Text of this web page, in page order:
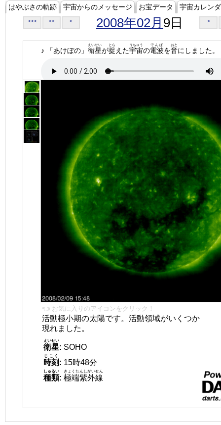
はやぶさの軌跡 宇宙からのメッセージ お宝データ 宇宙カレン
<<< << < 2008年02月 9日 >
♪ 「あけぼの」 衛星
えいせい
が捉
とら
えた宇宙
うちゅう
の電波
でんぱ
を音
おと
にしました。
👈 お気に入りのアイコンをクリック！
活動極小期の太陽です。活動領域がいくつか
現れました。
衛星
えいせい
: SOHO
時刻
じこく
: 15時48分
種類
しゅるい
: 極端紫外線
きょくたんしがいせん